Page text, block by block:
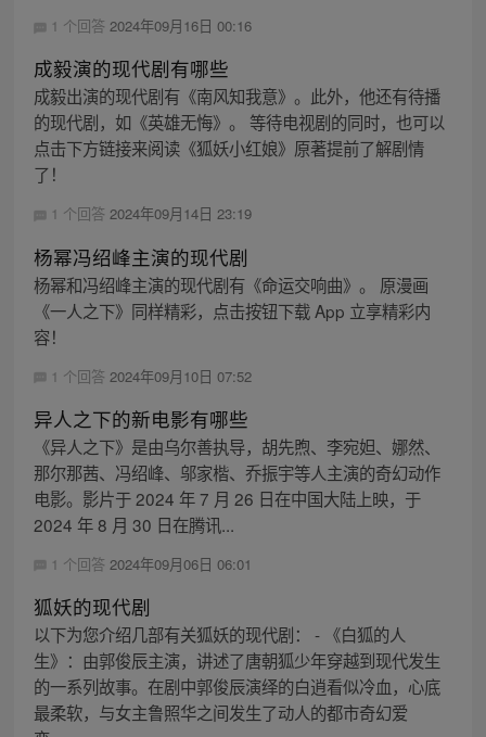
1 个回答 2024年09月16日 00:16
成毅演的现代剧有哪些
成毅出演的现代剧有《南风知我意》。此外，他还有待播
的现代剧，如《英雄无悔》。 等待电视剧的同时，也可以
点击下方链接来阅读《狐妖小红娘》原著提前了解剧情
了！
1 个回答 2024年09月14日 23:19
杨幂冯绍峰主演的现代剧
杨幂和冯绍峰主演的现代剧有《命运交响曲》。 原漫画
《一人之下》同样精彩，点击按钮下载 App 立享精彩内
容！
1 个回答 2024年09月10日 07:52
异人之下的新电影有哪些
《异人之下》是由乌尔善执导，胡先煦、李宛妲、娜然、
那尔那茜、冯绍峰、邬家楷、乔振宇等人主演的奇幻动作
电影。影片于 2024 年 7 月 26 日在中国大陆上映，于
2024 年 8 月 30 日在腾讯...
1 个回答 2024年09月06日 06:01
狐妖的现代剧
以下为您介绍几部有关狐妖的现代剧： - 《白狐的人
生》：由郭俊辰主演，讲述了唐朝狐少年穿越到现代发生
的一系列故事。在剧中郭俊辰演绎的白逍看似冷血，心底
最柔软，与女主鲁照华之间发生了动人的都市奇幻爱